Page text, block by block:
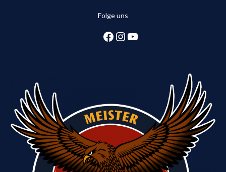
sichert
2.
Tabellenplatz
in
Regionsliga
Folge uns
Facebook
Instagram
YouTube